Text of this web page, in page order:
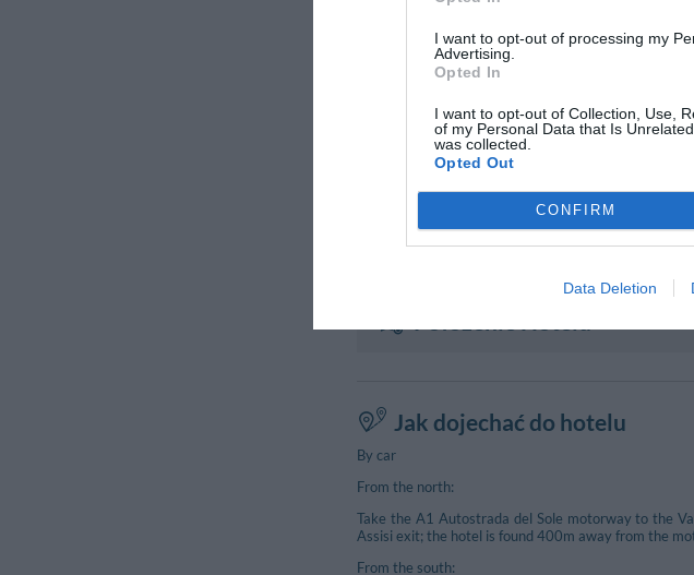
I want to opt-out of processing my
Advertising.
Opted In
I want to opt-out of Collection, Use,
of my Personal Data that Is
was collected.
Opted Out
CONFIRM
Data Deletion
Jak dojechać do hotelu
By car
From the north:
Take the A1 Autostrada del Sole motorway to the
Assisi exit; the hotel is found 400m away from the
From the south: